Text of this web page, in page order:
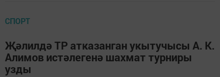
СПОРТ
Җәлилдә ТР атказанган укытучысы А. К.
Алимов истәлегенә шахмат турниры
узды